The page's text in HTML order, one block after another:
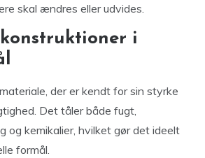
skal ændres eller udvides.
i
der er kendt for sin styrke
Det tåler både fugt,
og kemikalier, hvilket gør det ideelt
formål.